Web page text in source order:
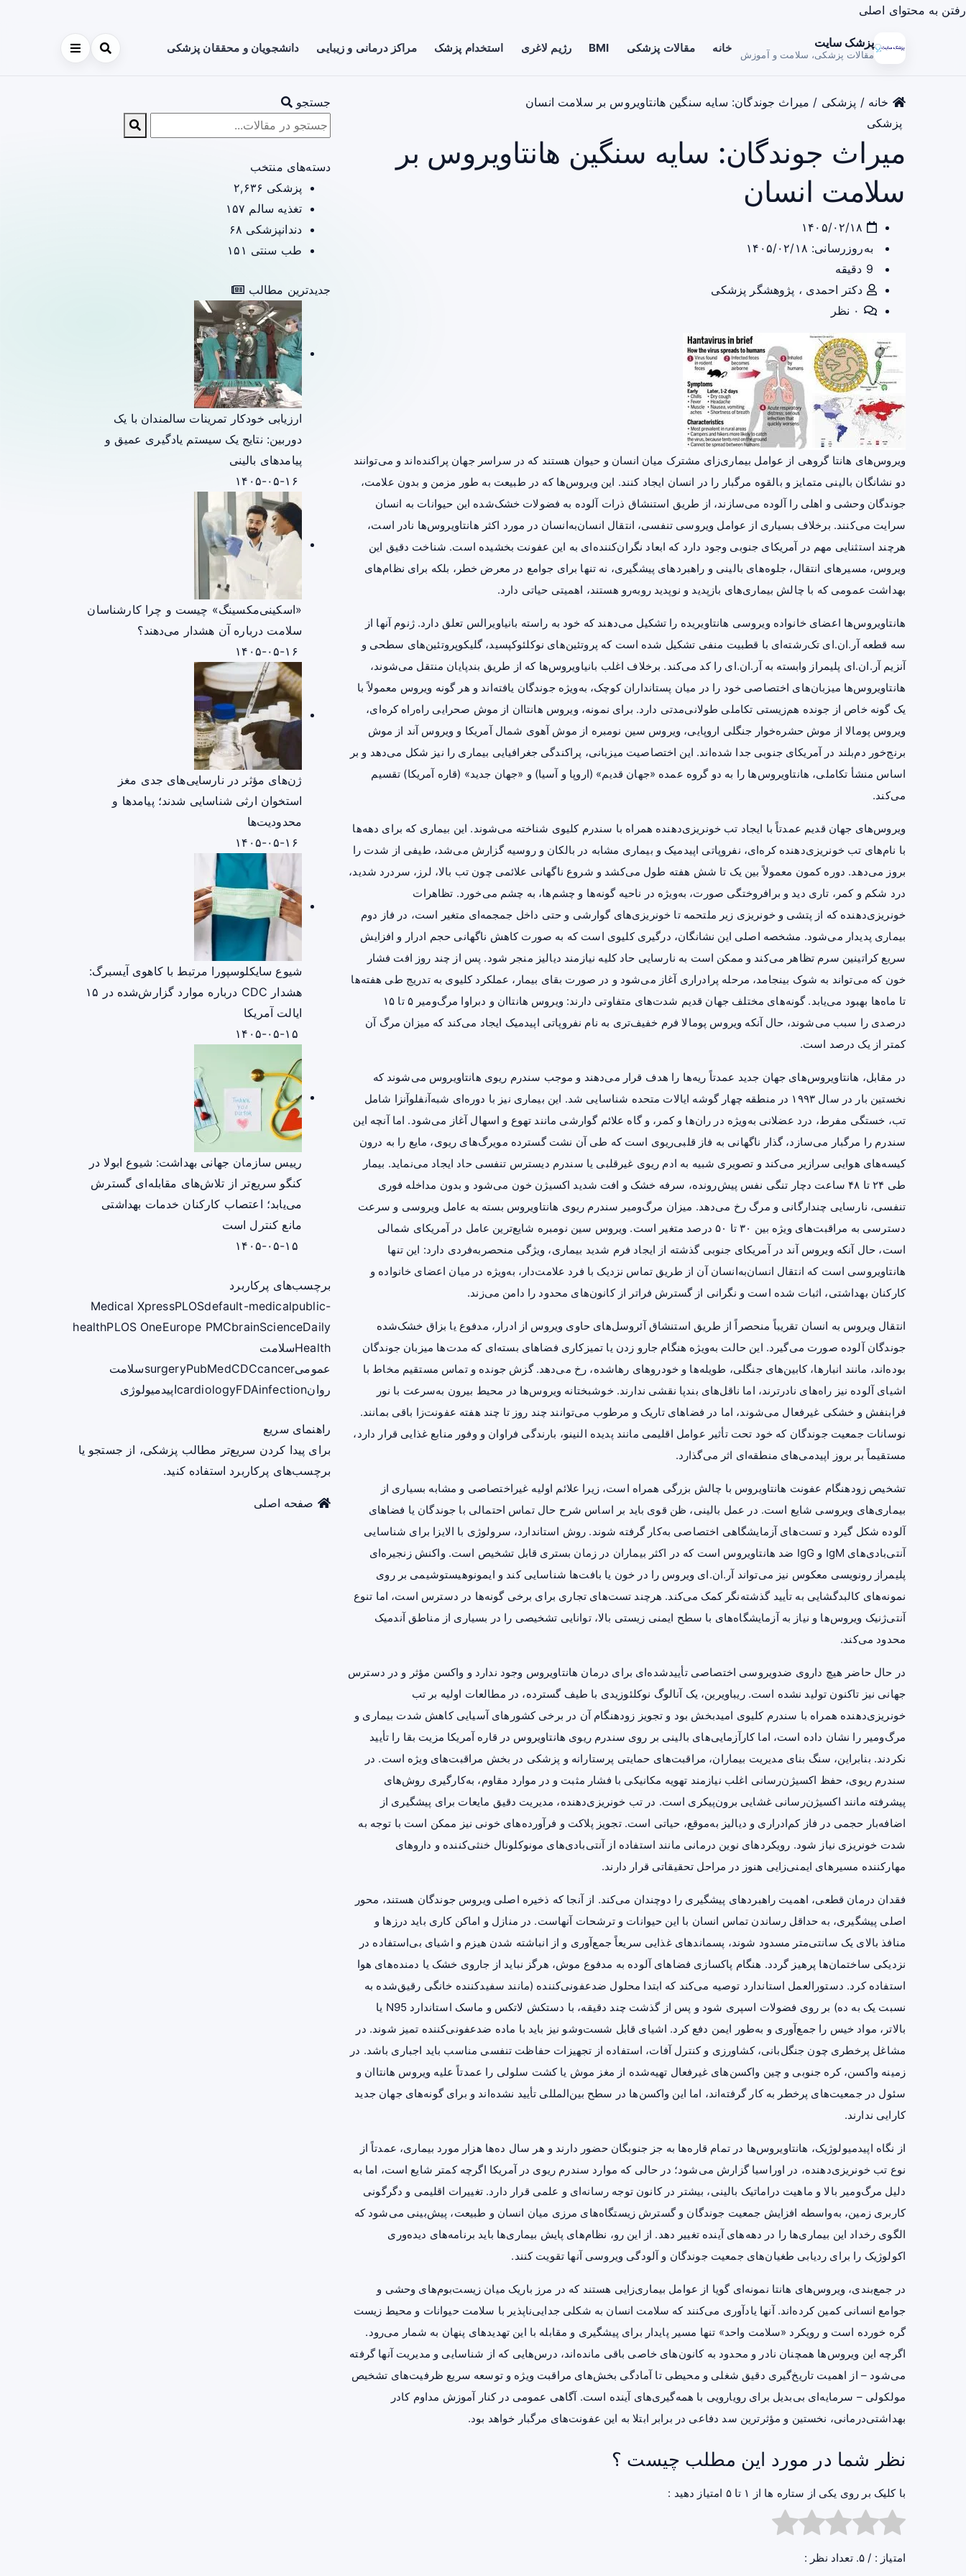
رفتن به محتوای اصلی
پزشک سایت
مقالات پزشکی، سلامت و آموزش خانه مقالات پزشکی BMI رژیم لاغری استخدام پزشک مراکز درمانی و زیبایی دانشجویان و محققان پزشکی
خانه / پزشکی / میراث جوندگان: سایه سنگین هانتاویروس بر سلامت انسان
پزشکی
میراث جوندگان: سایه سنگین هانتاویروس بر
سلامت انسان
به‌روزرسانی: ۱۴۰۵/۰۲/۱۸
دکتر احمدی ، پژوهشگر پزشکی
ویروس‌های هانتا گروهی از عوامل بیماری‌زای مشترک میان انسان و حیوان هستند که در سراسر جهان پراکنده‌اند و می‌توانند
دو نشانگان بالینی متمایز و بالقوه مرگبار را در انسان ایجاد کنند. این ویروس‌ها که در طبیعت به طور مزمن و بدون علامت،
جوندگان وحشی و اهلی را آلوده می‌سازند، از طریق استنشاق ذرات آلوده به فضولات خشک‌شده این حیوانات به انسان
سرایت می‌کنند. برخلاف بسیاری از عوامل ویروسی تنفسی، انتقال انسان‌به‌انسان در مورد اکثر هانتاویروس‌ها نادر است،
هرچند استثنایی مهم در آمریکای جنوبی وجود دارد که ابعاد نگران‌کننده‌ای به این عفونت بخشیده است. شناخت دقیق این
ویروس، مسیرهای انتقال، جلوه‌های بالینی و راهبردهای پیشگیری، نه تنها برای جوامع در معرض خطر، بلکه برای نظام‌های
بهداشت عمومی که با چالش بیماری‌های بازپدید و نوپدید روبه‌رو هستند، اهمیتی حیاتی دارد.
هانتاویروس‌ها اعضای خانواده ویروسی هانتاویریده را تشکیل می‌دهند که خود به راسته بانیاویرالس تعلق دارد. ژنوم آنها از
سه قطعه آر.ان.ای تک‌رشته‌ای با قطبیت منفی تشکیل شده است که پروتئین‌های نوکلئوکپسید، گلیکوپروتئین‌های سطحی و
آنزیم آر.ان.ای پلیمراز وابسته به آر.ان.ای را کد می‌کند. برخلاف اغلب بانیاویروس‌ها که از طریق بندپایان منتقل می‌شوند،
هانتاویروس‌ها میزبان‌های اختصاصی خود را در میان پستانداران کوچک، به‌ویژه جوندگان یافته‌اند و هر گونه ویروس معمولاً با
یک گونه خاص از جونده هم‌زیستی تکاملی طولانی‌مدتی دارد. برای نمونه، ویروس هانتاان از موش صحرایی راه‌راه کره‌ای،
ویروس پومالا از موش حشره‌خوار جنگلی اروپایی، ویروس سین نومبره از موش آهوی شمال آمریکا و ویروس آند از موش
برنج‌خور دم‌بلند در آمریکای جنوبی جدا شده‌اند. این اختصاصیت میزبانی، پراکندگی جغرافیایی بیماری را نیز شکل می‌دهد و بر
اساس منشأ تکاملی، هانتاویروس‌ها را به دو گروه عمده «جهان قدیم» (اروپا و آسیا) و «جهان جدید» (قاره آمریکا) تقسیم
می‌کند.
ویروس‌های جهان قدیم عمدتاً با ایجاد تب خونریزی‌دهنده همراه با سندرم کلیوی شناخته می‌شوند. این بیماری که برای دهه‌ها
با نام‌های تب خونریزی‌دهنده کره‌ای، نفروپاتی اپیدمیک و بیماری مشابه در بالکان و روسیه گزارش می‌شد، طیفی از شدت را
بروز می‌دهد. دوره کمون معمولاً بین یک تا شش هفته طول می‌کشد و شروع ناگهانی علائمی چون تب بالا، لرز، سردرد شدید،
درد شکم و کمر، تاری دید و برافروختگی صورت، به‌ویژه در ناحیه گونه‌ها و چشم‌ها، به چشم می‌خورد. تظاهرات
خونریزی‌دهنده که از پتشی وخونریزی زیر ملتحمه تا خونریزی‌های گوارشی و حتی داخل جمجمه‌ای متغیر است، در فاز دوم
بیماری پدیدار می‌شود. مشخصه اصلی این نشانگان، درگیری کلیوی است که به صورت کاهش ناگهانی حجم ادرار و افزایش
سریع کراتینین سرم تظاهر می‌کند و ممکن است به نارسایی حاد کلیه نیازمند دیالیز منجر شود. پس از چند روز افت فشار
خون که می‌تواند به شوک بینجامد، مرحله پرادراری آغاز می‌شود و در صورت بقای بیمار، عملکرد کلیوی به تدریج طی هفته‌ها
تا ماه‌ها بهبود می‌یابد. گونه‌های مختلف جهان قدیم شدت‌های متفاوتی دارند: ویروس هانتاان و دبراوا مرگ‌ومیر ۵ تا ۱۵
درصدی را سبب می‌شوند، حال آنکه ویروس پومالا فرم خفیف‌تری به نام نفروپاتی اپیدمیک ایجاد می‌کند که میزان مرگ آن
کمتر از یک درصد است.
در مقابل، هانتاویروس‌های جهان جدید عمدتاً ریه‌ها را هدف قرار می‌دهند و موجب سندرم ریوی هانتاویروس می‌شوند که
نخستین بار در سال ۱۹۹۳ در منطقه چهار گوشه ایالات متحده شناسایی شد. این بیماری نیز با دوره‌ای شبه‌آنفلوآنزا شامل
تب، خستگی مفرط، درد عضلانی به‌ویژه در ران‌ها و کمر، و گاه علائم گوارشی مانند تهوع و اسهال آغاز می‌شود. اما آنچه این
سندرم را مرگبار می‌سازد، گذار ناگهانی به فاز قلبی‌ریوی است که طی آن نشت گسترده مویرگ‌های ریوی، مایع را به درون
کیسه‌های هوایی سرازیر می‌کند و تصویری شبیه به ادم ریوی غیرقلبی یا سندرم دیسترس تنفسی حاد ایجاد می‌نماید. بیمار
طی ۲۴ تا ۴۸ ساعت دچار تنگی نفس پیش‌رونده،
سرفه خشک و افت شدید اکسیژن خون می‌شود و بدون مداخله فوری
تنفسی، نارسایی چندارگانی و مرگ رخ می‌دهد. میزان مرگ‌ومیر سندرم ریوی هانتاویروس بسته به عامل ویروسی و سرعت
دسترسی به مراقبت‌های ویژه بین ۳۰ تا ۵۰ درصد متغیر است. ویروس سین نومبره شایع‌ترین عامل در آمریکای شمالی
است، حال آنکه ویروس آند در آمریکای جنوبی گذشته از ایجاد فرم شدید بیماری، ویژگی منحصربه‌فردی دارد: این تنها
هانتاویروسی است که انتقال انسان‌به‌انسان آن از طریق تماس نزدیک با فرد علامت‌دار، به‌ویژه در میان اعضای خانواده و
کارکنان بهداشتی، اثبات شده است و نگرانی از گسترش فراتر از کانون‌های محدود را دامن می‌زند.
انتقال ویروس به انسان تقریباً منحصراً از طریق استنشاق آئروسل‌های حاوی ویروس از ادرار، مدفوع یا بزاق خشک‌شده
جوندگان آلوده صورت می‌گیرد. این حالت به‌ویژه هنگام جارو زدن یا تمیزکاری فضاهای بسته‌ای که مدت‌ها میزبان جوندگان
بوده‌اند، مانند انبارها، کابین‌های جنگلی، طویله‌ها و خودروهای رهاشده، رخ می‌دهد. گزش جونده و تماس مستقیم مخاط با
اشیای آلوده نیز راه‌های نادرترند، اما ناقل‌های بندپا نقشی ندارند. خوشبختانه ویروس‌ها در محیط بیرون به‌سرعت با نور
فرابنفش و خشکی غیرفعال می‌شوند، اما در فضاهای تاریک و مرطوب می‌توانند چند روز تا چند هفته عفونت‌زا باقی بمانند.
نوسانات جمعیت جوندگان که خود تحت تأثیر عوامل اقلیمی مانند پدیده النینو، بارندگی فراوان و وفور منابع غذایی قرار دارد،
مستقیماً بر بروز اپیدمی‌های منطقه‌ای اثر می‌گذارد.
تشخیص زودهنگام عفونت هانتاویروس با چالش بزرگی همراه است، زیرا علائم اولیه غیراختصاصی و مشابه بسیاری از
بیماری‌های ویروسی شایع است. در عمل بالینی، ظن قوی باید بر اساس شرح حال تماس احتمالی با جوندگان یا فضاهای
آلوده شکل گیرد و تست‌های آزمایشگاهی اختصاصی به‌کار گرفته شوند. روش استاندارد، سرولوژی با الایزا برای شناسایی
آنتی‌بادی‌های IgM و IgG ضد هانتاویروس است که در اکثر بیماران در زمان بستری قابل تشخیص است. واکنش زنجیره‌ای
پلیمراز رونویسی معکوس نیز می‌تواند آر.ان.ای ویروس را در خون یا بافت‌ها شناسایی کند و ایمونوهیستوشیمی بر روی
نمونه‌های کالبدگشایی به تأیید گذشته‌نگر کمک می‌کند. هرچند تست‌های تجاری برای برخی گونه‌ها در دسترس است، اما تنوع
آنتی‌ژنیک ویروس‌ها و نیاز به آزمایشگاه‌های با سطح ایمنی زیستی بالا، توانایی تشخیصی را در بسیاری از مناطق آندمیک
محدود می‌کند.
در حال حاضر هیچ داروی ضدویروسی اختصاصی تأییدشده‌ای برای درمان هانتاویروس وجود ندارد و واکسن مؤثر و در دسترس
جهانی نیز تاکنون تولید نشده است. ریباویرین، یک آنالوگ نوکلئوزیدی با طیف گسترده، در مطالعات اولیه بر تب
خونریزی‌دهنده همراه با سندرم کلیوی امیدبخش بود و تجویز زودهنگام آن در برخی کشورهای آسیایی کاهش شدت بیماری و
مرگ‌ومیر را نشان داده است، اماکارآزمایی‌های بالینی بر روی سندرم ریوی هانتاویروس در قاره آمریکا مزیت بقا را تأیید
نکردند. بنابراین، سنگ بنای مدیریت بیماران، مراقبت‌های حمایتی پرستارانه و پزشکی در بخش مراقبت‌های ویژه است. در
سندرم ریوی، حفظ اکسیژن‌رسانی اغلب نیازمند تهویه مکانیکی با فشار مثبت و در موارد مقاوم، به‌کارگیری روش‌های
پیشرفته مانند اکسیژن‌رسانی غشایی برون‌پیکری است. در تب خونریزی‌دهنده، مدیریت دقیق مایعات برای پیشگیری از
اضافه‌بار حجمی در فاز کم‌ادراری و دیالیز به‌موقع، حیاتی است. تجویز پلاکت و فرآورده‌های خونی نیز ممکن است با توجه به
شدت خونریزی نیاز شود. رویکردهای نوین درمانی مانند استفاده از آنتی‌بادی‌های مونوکلونال خنثی‌کننده و داروهای
مهارکننده مسیرهای ایمنی‌زایی هنوز در مراحل تحقیقاتی قرار دارند.
فقدان درمان قطعی، اهمیت راهبردهای پیشگیری را دوچندان می‌کند. از آنجا که ذخیره اصلی ویروس جوندگان هستند، محور
اصلی پیشگیری، به حداقل رساندن تماس انسان با این حیوانات و ترشحات آنهاست. در منازل و اماکن کاری باید درزها و
منافذ بالای یک سانتی‌متر مسدود شوند، پسماندهای غذایی سریعاً جمع‌آوری و از انباشته شدن هیزم و اشیای بی‌استفاده در
نزدیکی ساختمان‌ها پرهیز گردد. هنگام پاکسازی فضاهای آلوده به مدفوع موش، هرگز نباید از جاروی خشک یا دمنده‌های هوا
استفاده کرد. دستورالعمل استاندارد توصیه می‌کند که ابتدا محلول ضدعفونی‌کننده (مانند سفیدکننده خانگی رقیق‌شده به
نسبت یک به ده) بر روی فضولات اسپری شود و پس از گذشت چند دقیقه، با دستکش لاتکس و ماسک استاندارد N95 یا
بالاتر، مواد خیس را جمع‌آوری و به‌طور ایمن دفع کرد. اشیای قابل شست‌وشو نیز باید با ماده ضدعفونی‌کننده تمیز شوند. در
مشاغل پرخطری چون جنگل‌بانی، کشاورزی و کنترل آفات، استفاده از تجهیزات حفاظت تنفسی مناسب باید اجباری باشد. در
زمینه واکسن، کره جنوبی و چین واکسن‌های غیرفعال تهیه‌شده از مغز موش یا کشت سلولی را عمدتاً علیه ویروس هانتاان و
سئول در جمعیت‌های پرخطر به کار گرفته‌اند، اما این واکسن‌ها در سطح بین‌المللی تأیید نشده‌اند و برای گونه‌های جهان جدید
کارایی ندارند.
از نگاه اپیدمیولوژیک، هانتاویروس‌ها در تمام قاره‌ها به جز جنوبگان حضور دارند و هر سال ده‌ها هزار مورد بیماری، عمدتاً از
نوع تب خونریزی‌دهنده، در اوراسیا گزارش می‌شود؛ در حالی که موارد سندرم ریوی در آمریکا اگرچه کمتر شایع است، اما به
دلیل مرگ‌ومیر بالا و ماهیت دراماتیک بالینی، بیشتر در کانون توجه رسانه‌ای و علمی قرار دارد. تغییرات اقلیمی و دگرگونی
کاربری زمین، به‌واسطه افزایش جمعیت جوندگان و گسترش زیستگاه‌های مرزی میان انسان و طبیعت، پیش‌بینی می‌شود که
الگوی رخداد این بیماری‌ها را در دهه‌های آینده تغییر دهد. از این رو، نظام‌های پایش بیماری‌ها باید برنامه‌های دیده‌وری
اکولوژیک را برای ردیابی طغیان‌های جمعیت جوندگان و آلودگی ویروسی آنها تقویت کنند.
در جمع‌بندی، ویروس‌های هانتا نمونه‌ای گویا از عوامل بیماری‌زایی هستند که در مرز باریک میان زیست‌بوم‌های وحشی و
جوامع انسانی کمین کرده‌اند. آنها یادآوری می‌کنند که سلامت انسان به شکلی جدایی‌ناپذیر با سلامت حیوانات و محیط زیست
گره خورده است و رویکرد «سلامت واحد» تنها مسیر پایدار برای پیشگیری و مقابله با این تهدیدهای پنهان به شمار می‌رود.
اگرچه این ویروس‌ها همچنان نادر و محدود به کانون‌های خاصی باقی مانده‌اند، درس‌هایی که از شناسایی و مدیریت آنها گرفته
می‌شود – از اهمیت تاریخ‌گیری دقیق شغلی و محیطی تا آمادگی بخش‌های مراقبت ویژه و توسعه سریع ظرفیت‌های تشخیص
مولکولی – سرمایه‌ای بی‌بدیل برای رویارویی با همه‌گیری‌های آینده است. آگاهی عمومی در کنار آموزش مداوم کادر
بهداشتی‌درمانی، نخستین و مؤثرترین سد دفاعی در برابر ابتلا به این عفونت‌های مرگبار خواهد بود.
نظر شما در مورد این مطلب چیست ؟
با کلیک بر روی یکی از ستاره ها از ۱ تا ۵ امتیاز دهید :
امتیاز : / ۵. تعداد نظر :
جستجو
دسته‌های منتخب
پزشکی ۲,۶۳۶
تغذیه سالم ۱۵۷
دندانپزشکی ۶۸
طب سنتی ۱۵۱
جدیدترین مطالب
ارزیابی خودکار تمرینات سالمندان با یک
دوربین: نتایج یک سیستم یادگیری عمیق و
پیامدهای بالینی
«اسکینی‌مکسینگ» چیست و چرا کارشناسان
سلامت درباره آن هشدار می‌دهند؟
ژن‌های مؤثر در نارسایی‌های جدی مغز
استخوان ارثی شناسایی شدند؛ پیامدها و
محدودیت‌ها
شیوع سایکلوسپورا مرتبط با کاهوی آیسبرگ:
هشدار CDC درباره موارد گزارش‌شده در ۱۵
ایالت آمریکا
رییس سازمان جهانی بهداشت: شیوع ابولا در
کنگو سریع‌تر از تلاش‌های مقابله‌ای گسترش
می‌یابد؛ اعتصاب کارکنان خدمات بهداشتی
مانع کنترل است
برچسب‌های پرکاربرد
Medical XpressPLOSdefault-medicalpublic-
healthPLOS OneEurope PMCbrainScienceDaily
Healthسلامت
عمومی
surgeryPubMedCDCcancer
سلامت
روان
cardiologyFDAinfection اپیدمیولوژی
راهنمای سریع
برای پیدا کردن سریع‌تر مطالب پزشکی، از جستجو یا
برچسب‌های پرکاربرد استفاده کنید.
صفحه اصلی